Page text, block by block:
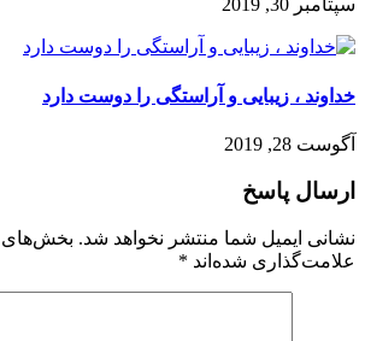
سپتامبر 30, 2019
خداوند ، زیبایی و آراستگی را دوست دارد
آگوست 28, 2019
ارسال پاسخ
نشانی ایمیل شما منتشر نخواهد شد. بخش‌های
علامت‌گذاری شده‌اند *